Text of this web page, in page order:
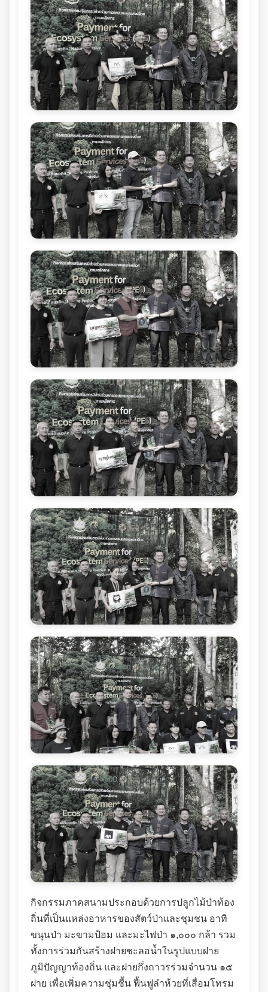
กิจกรรมภาคสนามประกอบด้วยการปลูกไม้ป่าท้อง
ถิ่นที่เป็นแหล่งอาหารของสัตว์ป่าและชุมชน อาทิ
ขนุนป่า มะขามป้อม และมะไฟป่า ๑,๐๐๐ กล้า รวม
ทั้งการร่วมกันสร้างฝายชะลอน้ำในรูปแบบฝาย
ภูมิปัญญาท้องถิ่น และฝายกึ่งถาวรร่วมจำนวน ๑๕
ฝาย เพื่อเพิ่มความชุ่มชื้น ฟื้นฟูลำห้วยที่เสื่อมโทรม